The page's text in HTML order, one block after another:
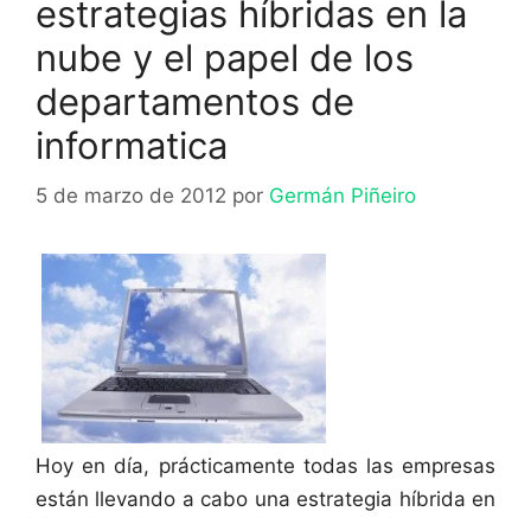
estrategias híbridas en la
nube y el papel de los
departamentos de
informatica
5 de marzo de 2012 por Germán Piñeiro
Hoy en día, prácticamente todas las empresas
están llevando a cabo una estrategia híbrida en